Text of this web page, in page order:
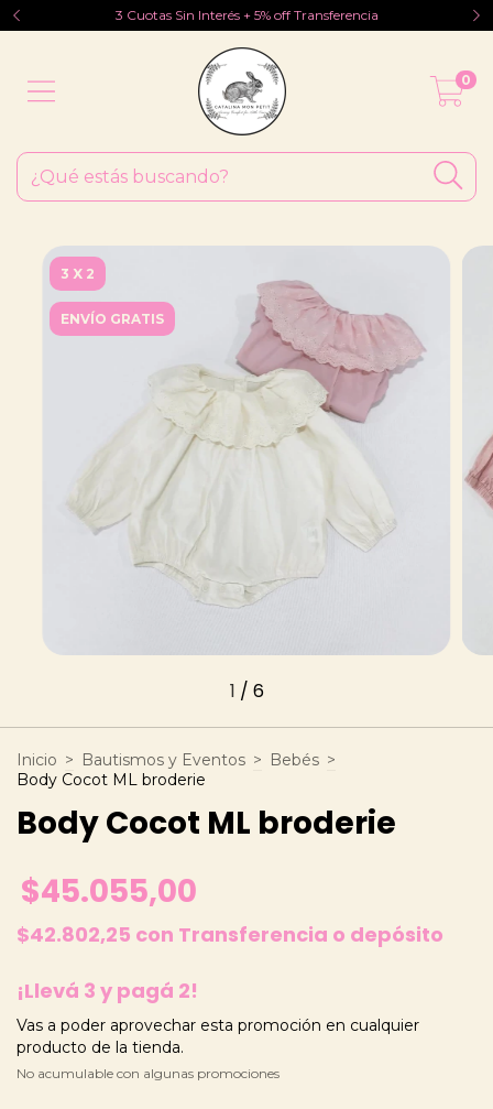
3 Cuotas Sin Interés + 5% off Transferencia
0
3 X 2
ENVÍO GRATIS
1 / 6
Inicio > Bautismos y Eventos > Bebés >
Body Cocot ML broderie
Body Cocot ML broderie
$45.055,00
$42.802,25 con Transferencia o depósito
¡Llevá 3 y pagá 2!
Vas a poder aprovechar esta promoción en cualquier
producto de la tienda.
No acumulable con algunas promociones